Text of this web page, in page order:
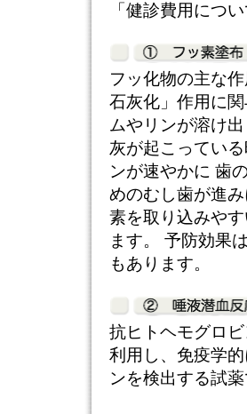
「健診費用につ
フッ化物の主な
石灰化」作用に
ムやリンが溶け
灰が起こってい
ンが速やかに 歯
めのむし歯が進
素を取り込みや
ます。 予防効果
もあります。
抗ヒトヘモグロ
利用し、免疫学
ンを検出する試薬